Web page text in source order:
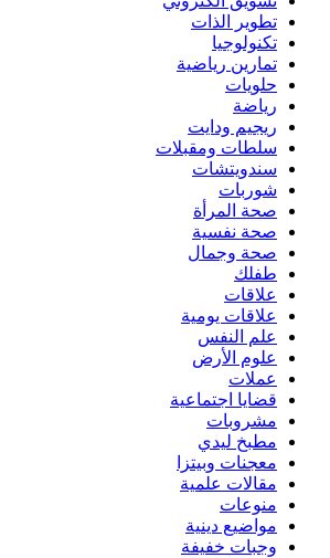
تطوير الذات
تكنولوجيا
تمارين رياضية
حلويات
رياضة
ريجيم ودايت
سلطات ومقبلات
سندويتشات
شوربات
صحة المرأة
صحة نفسية
صحة وجمال
طفلك
علاقات
علاقات يومية
علم النفس
علوم الأرض
عملات
قضايا اجتماعية
مشروبات
مطبخ ليدي
معجنات وبيتزا
مقالات علمية
منوعات
مواضيع دينية
وجبات خفيفة